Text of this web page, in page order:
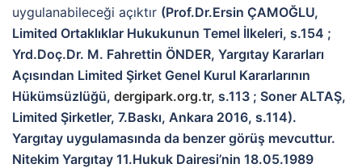
uygulanabileceği açıktır (Prof.Dr.Ersin ÇAMOĞLU,
Limited Ortaklıklar Hukukunun Temel İlkeleri, s.154 ;
Yrd.Doç.Dr. M. Fahrettin ÖNDER, Yargıtay Kararları
Açısından Limited Şirket Genel Kurul Kararlarının
Hükümsüzlüğü, dergipark.org.tr, s.113 ; Soner ALTAŞ,
Limited Şirketler, 7.Baskı, Ankara 2016, s.114).
Yargıtay uygulamasında da benzer görüş mevcuttur.
Nitekim Yargıtay 11.Hukuk Dairesi’nin 18.05.1989